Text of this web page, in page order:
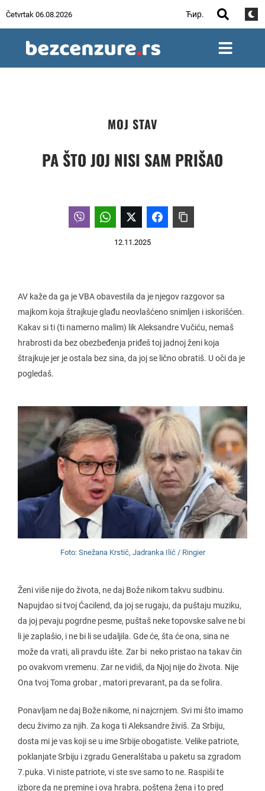
Četvrtak 06.08.2026 Ћир.
MOJ STAV
PA ŠTO JOJ NISI SAM PRIŠAO
12.11.2025
AV kaže da ga je VBA obavestila da je njegov razgovor sa
majkom koja štrajkuje glađu neovlašćeno snimljen i iskorišćen.
Kakav si ti (ti namerno malim) lik Aleksandre Vučiću, nemaš
hrabrosti da bez obezbeđenja priđeš toj jadnoj ženi koja
štrajkuje jer je ostala bez sina, da joj se lično obratiš. U oči da je
pogledaš.
Foto: Snežana Krstić, Jadranka Ilić / Ringier
Ženi više nije do života, ne daj Bože nikom takvu sudbinu.
Napujdao si tvoj Ćacilend, da joj se rugaju, da puštaju muziku,
da joj pevaju pogrdne pesme, puštaš neke topovske salve ne bi
li je zaplašio, i ne bi li se udaljila. Gde će, šta će ona, sina ne
može da vrati, ali pravdu ište. Zar bi neko pristao na takav čin
po ovakvom vremenu. Zar ne vidiš, da Njoj nije do života. Nije
Ona tvoj Toma grobar , matori prevarant, pa da se folira.
Ponavljam ne daj Bože nikome, ni najcrnjem. Svi mi što imamo
decu živimo za njih. Za koga ti Aleksandre živiš. Za Srbiju,
dosta mi je vas koji se u ime Srbije obogatiste. Velike patriote,
poklanjate Srbiju i zgradu Generalštaba u paketu sa zgradom
7.puka. Vi niste patriote, vi ste sve samo to ne. Raspiši te
izbore da ne premine i ova hrabra, poštena žena i to pred